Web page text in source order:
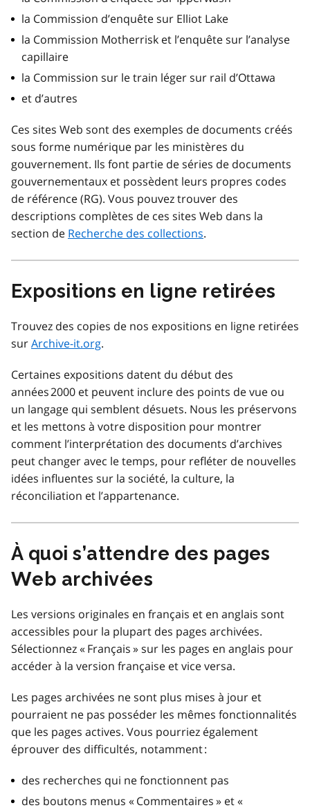
la Commission d’enquête sur Elliot Lake
la Commission Motherrisk et l’enquête sur l’analyse
capillaire
la Commission sur le train léger sur rail d’Ottawa
et d’autres
Ces sites Web sont des exemples de documents créés
sous forme numérique par les ministères du
gouvernement. Ils font partie de séries de documents
gouvernementaux et possèdent leurs propres codes
de référence (RG). Vous pouvez trouver des
descriptions complètes de ces sites Web dans la
section de Recherche des collections.
Expositions en ligne retirées
Trouvez des copies de nos expositions en ligne retirées
surArchive-it.org.
Certaines expositions datent du début des
années 2000 et peuvent inclure des points de vue ou
un langage qui semblent désuets. Nous les préservons
et les mettons à votre disposition pour montrer
comment l’interprétation des documents d’archives
peut changer avec le temps, pour refléter de nouvelles
idées influentes sur la société, la culture, la
réconciliation et l’appartenance.
À quoi s’attendre des pages
Web archivées
Les versions originales en français et en anglais sont
accessibles pour la plupart des pages archivées.
Sélectionnez « Français » sur les pages en anglais pour
accéder à la version française et vice versa.
Les pages archivées ne sont plus mises à jour et
pourraient ne pas posséder les mêmes fonctionnalités
que les pages actives. Vous pourriez également
éprouver des difficultés, notamment :
des recherches qui ne fonctionnent pas
des boutons menus « Commentaires » et «